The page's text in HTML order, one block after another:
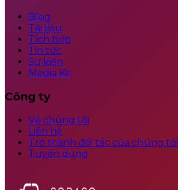
Blog
Tài liệu
Tích hợp
Tin tức
Sự kiện
Media Kit
Công ty
Về chúng tôi
Liên hệ
Trở thành đối tác của chúng tôi
Tuyển dụng